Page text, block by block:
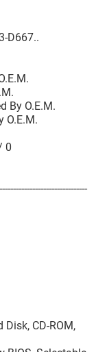
D667..
By O.E.M.
O.E.M.
0
CD-ROM,